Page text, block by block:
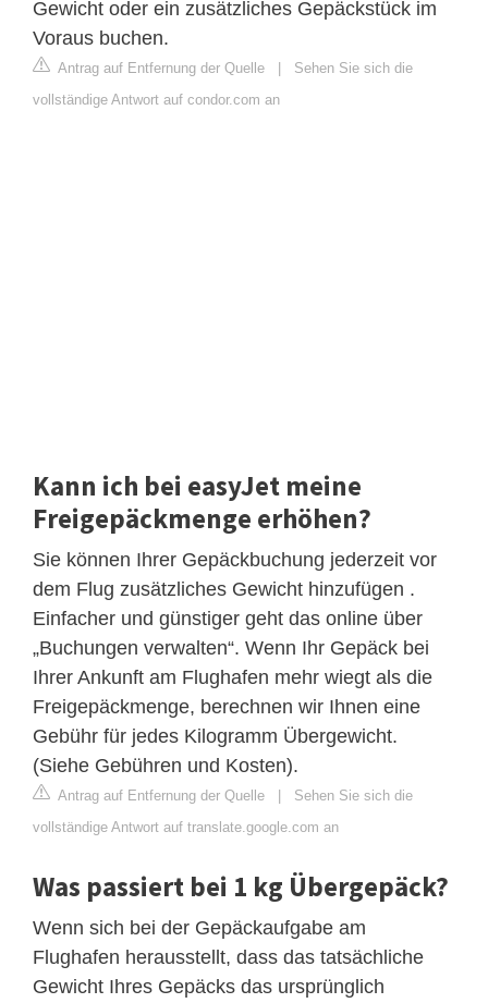
Gewicht oder ein zusätzliches Gepäckstück im
Voraus buchen.
Antrag auf Entfernung der Quelle | Sehen Sie sich die
vollständige Antwort auf condor.com an
Kann ich bei easyJet meine
Freigepäckmenge erhöhen?
Sie können Ihrer Gepäckbuchung jederzeit vor
dem Flug zusätzliches Gewicht hinzufügen .
Einfacher und günstiger geht das online über
„Buchungen verwalten“. Wenn Ihr Gepäck bei
Ihrer Ankunft am Flughafen mehr wiegt als die
Freigepäckmenge, berechnen wir Ihnen eine
Gebühr für jedes Kilogramm Übergewicht.
(Siehe Gebühren und Kosten).
Antrag auf Entfernung der Quelle | Sehen Sie sich die
vollständige Antwort auf translate.google.com an
Was passiert bei 1 kg Übergepäck?
Wenn sich bei der Gepäckaufgabe am
Flughafen herausstellt, dass das tatsächliche
Gewicht Ihres Gepäcks das ursprünglich